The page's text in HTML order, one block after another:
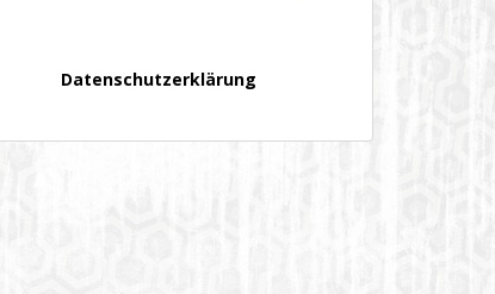
Datenschutzerklärung